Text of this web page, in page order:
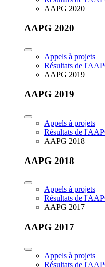
AAPG 2020
AAPG 2020
Appels à projets
Résultats de
AAPG 2019
AAPG 2019
Appels à projets
Résultats de
AAPG 2018
AAPG 2018
Appels à projets
Résultats de
AAPG 2017
AAPG 2017
Appels à projets
Résultats de